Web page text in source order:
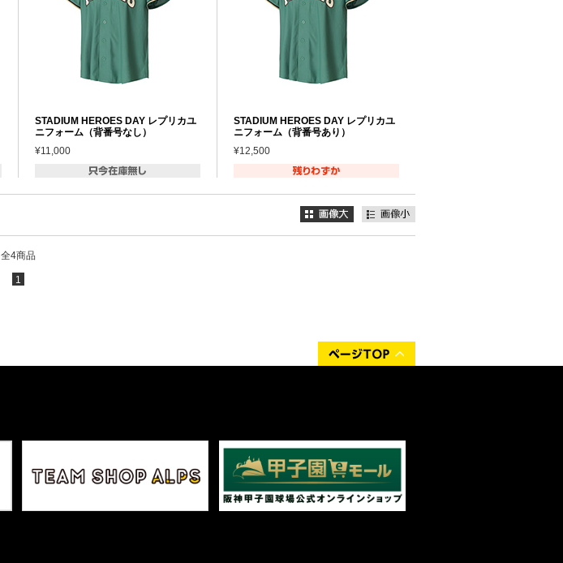
STADIUM HEROES DAY レプリカユ
ニフォーム（背番号なし）
¥11,000
STADIUM HEROES DAY レプリカユ
ニフォーム（背番号あり）
¥12,500
全4商品
1